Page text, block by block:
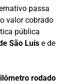
passa
valor cobrado
pública
São Luís e de
rodado